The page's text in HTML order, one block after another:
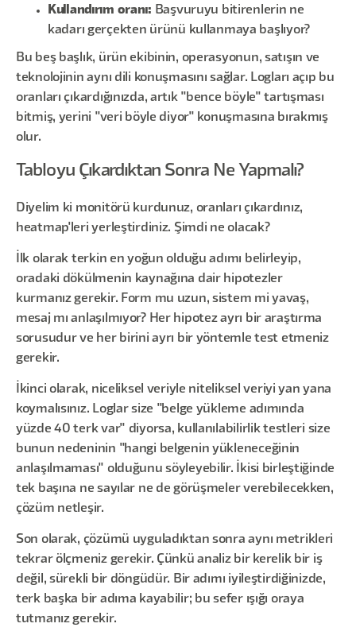
Kullandırım oranı: Başvuruyu bitirenlerin ne
kadarı gerçekten ürünü kullanmaya başlıyor?
Bu beş başlık, ürün ekibinin, operasyonun, satışın ve
teknolojinin aynı dili konuşmasını sağlar. Logları açıp bu
oranları çıkardığınızda, artık "bence böyle" tartışması
bitmiş, yerini "veri böyle diyor" konuşmasına bırakmış
olur.
Tabloyu Çıkardıktan Sonra Ne Yapmalı?
Diyelim ki monitörü kurdunuz, oranları çıkardınız,
heatmap'leri yerleştirdiniz. Şimdi ne olacak?
İlk olarak terkin en yoğun olduğu adımı belirleyip,
oradaki dökülmenin kaynağına dair hipotezler
kurmanız gerekir. Form mu uzun, sistem mi yavaş,
mesaj mı anlaşılmıyor? Her hipotez ayrı bir araştırma
sorusudur ve her birini ayrı bir yöntemle test etmeniz
gerekir.
İkinci olarak, niceliksel veriyle niteliksel veriyi yan yana
koymalısınız. Loglar size "belge yükleme adımında
yüzde 40 terk var" diyorsa, kullanılabilirlik testleri size
bunun nedeninin "hangi belgenin yükleneceğinin
anlaşılmaması" olduğunu söyleyebilir. İkisi birleştiğinde
tek başına ne sayılar ne de görüşmeler verebilecekken,
çözüm netleşir.
Son olarak, çözümü uyguladıktan sonra aynı metrikleri
tekrar ölçmeniz gerekir. Çünkü analiz bir kerelik bir iş
değil, sürekli bir döngüdür. Bir adımı iyileştirdiğinizde,
terk başka bir adıma kayabilir; bu sefer ışığı oraya
tutmanız gerekir.